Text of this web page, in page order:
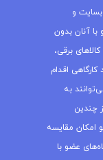
و
آنان بدون
برقی،
کارگاهی اقدام
به
چندین
امکان مقایسه
عضو با